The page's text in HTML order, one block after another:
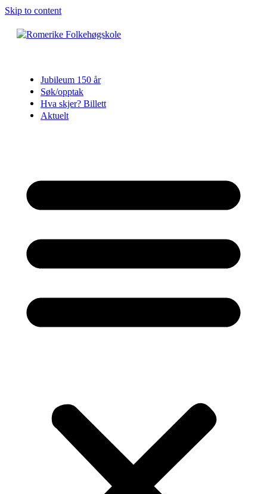
Skip to content
Jubileum 150 år
Søk/opptak
Hva skjer? Billett
Aktuelt